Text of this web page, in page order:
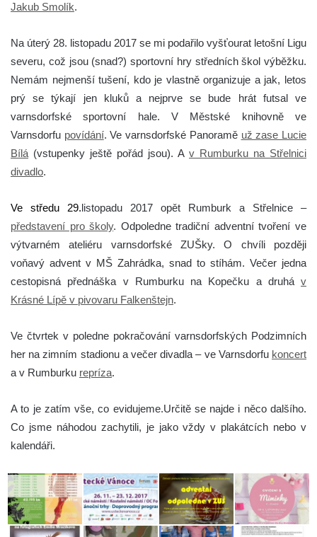
Jakub Smolík.
Na úterý 28. listopadu 2017 se mi podařilo vyšťourat letošní Ligu
severu, což jsou (snad?) sportovní hry středních škol výběžku.
Nemám nejmenší tušení, kdo je vlastně organizuje a jak, letos
prý se týkají jen kluků a nejprve se bude hrát futsal ve
varnsdorfské sportovní hale. V Městské knihovně ve
Varnsdorfu povídání. Ve varnsdorfské Panoramě už zase Lucie
Bílá (vstupenky ještě pořád jsou). A v Rumburku na Střelnici
divadlo.
Ve středu 29.listopadu 2017 opět Rumburk a Střelnice –
představení pro školy. Odpoledne tradiční adventní tvoření ve
výtvarném ateliéru varnsdorfské ZUŠky. O chvíli později
voňavý advent v MŠ Zahrádka, snad to stíhám. Večer jedna
cestopisná přednáška v Rumburku na Kopečku a druhá v
Krásné Lípě v pivovaru Falkenštejn.
Ve čtvrtek v poledne pokračování varnsdorfských Podzimních
her na zimním stadionu a večer divadla – ve Varnsdorfu koncert
a v Rumburku repríza.
A to je zatím vše, co evidujeme.Určitě se najde i něco dalšího.
Co jsme náhodou zachytili, je jako vždy v plakátcích nebo v
kalendáři.